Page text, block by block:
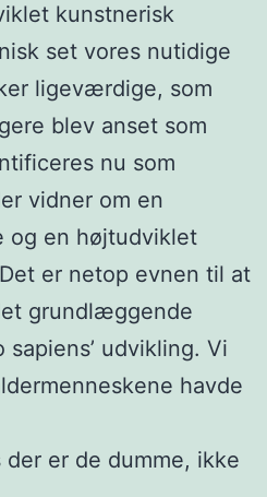
kunstnerisk
set vores nutidige
ligeværdige, som
blev anset som
nu som
vidner om en
og en højtudviklet
er netop evnen til at
grundlæggende
udvikling. Vi
havde
er de dumme, ikke